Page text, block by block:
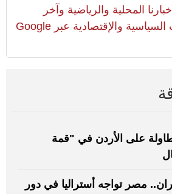
المحلية والرياضية وآخر
المستجدات السياسية والإقتصادية عبر Google
على الأردن في "قمة
مصر تواجه أستراليا في دور